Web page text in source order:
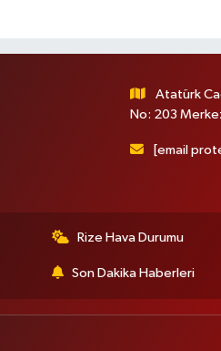
Atatürk
No: 203
[email
Rize Hava Durumu
Son Dakika Haberleri